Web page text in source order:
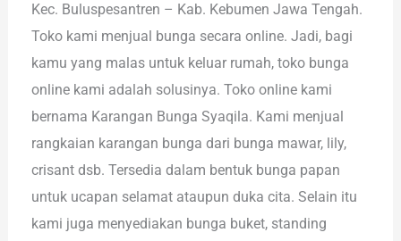
Kec. Buluspesantren – Kab. Kebumen Jawa Tengah.
Toko kami menjual bunga secara online. Jadi, bagi
kamu yang malas untuk keluar rumah, toko bunga
online kami adalah solusinya. Toko online kami
bernama Karangan Bunga Syaqila. Kami menjual
rangkaian karangan bunga dari bunga mawar, lily,
crisant dsb. Tersedia dalam bentuk bunga papan
untuk ucapan selamat ataupun duka cita. Selain itu
kami juga menyediakan bunga buket, standing